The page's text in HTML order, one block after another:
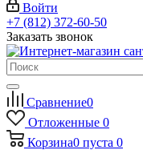
Войти
+7 (812) 372-60-50
Заказать звонок
Сравнение0
Отложенные 0
Корзина0 пуста 0